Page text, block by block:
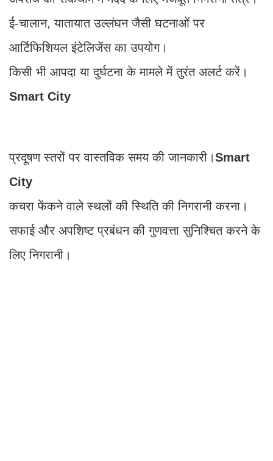
ई-चालान, यातायात उल्लंघन जैसी घटनाओं पर
आर्टिफिशियल इंटेलिजेंस का उपयोग।
किसी भी आपदा या दुर्घटना के मामले में तुरंत अलर्ट करें।
Smart City
प्रदूषण स्तरों पर वास्तविक समय की जानकारी।Smart
City
कचरा फेंकने वाले स्थलों की स्थिति की निगरानी करना।
सफाई और अपशिष्ट प्रबंधन की गुणवत्ता सुनिश्चित करने के
लिए निगरानी।